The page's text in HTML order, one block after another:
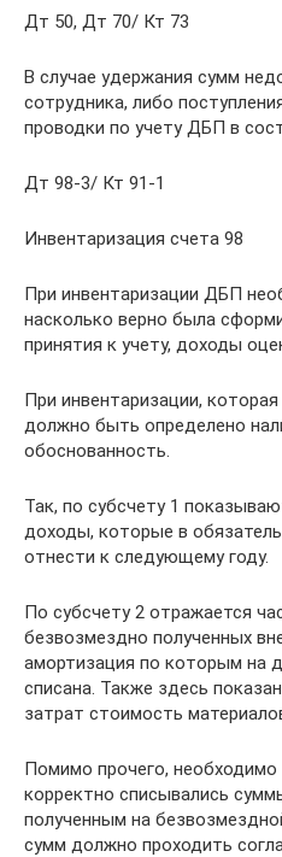
Дт 50, Дт 70/ Кт 73
В случае удержания сумм
сотрудника, либо
проводки по учету ДБП в
Дт 98-3/ Кт 91-1
Инвентаризация счета 98
При инвентаризации ДБП
насколько верно была
принятия к учету, доходы
При инвентаризации,
должно быть определено
обоснованность.
Так, по субсчету 1
доходы, которые в
отнести к следующему году.
По субсчету 2 отражается
безвозмездно полученных
амортизация по которым на
списана. Также здесь
затрат стоимость
Помимо прочего, необходимо
корректно списывались
полученным на
сумм должно проходить